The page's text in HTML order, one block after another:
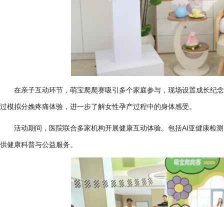
在亲子互动环节，萌宝爬爬赛吸引多个家庭参与，现场设置成长纪
过模拟分娩疼痛体验，进一步了解女性孕产过程中的身体感受。
活动期间，医院联合多家机构开展健康互动体验。包括AI亚健康检
供健康科普与公益服务。